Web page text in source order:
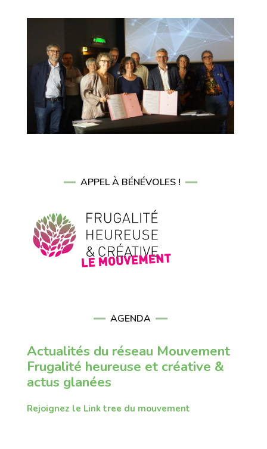
APPEL À BÉNÉVOLES !
AGENDA
Actualités du réseau Mouvement
Frugalité heureuse et créative &
actus glanées
Rejoignez le Link tree du mouvement